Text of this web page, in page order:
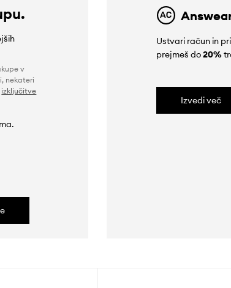
v
nekateri
izključitve
Ustvari račun in
prejmeš do20%
Izvedi več